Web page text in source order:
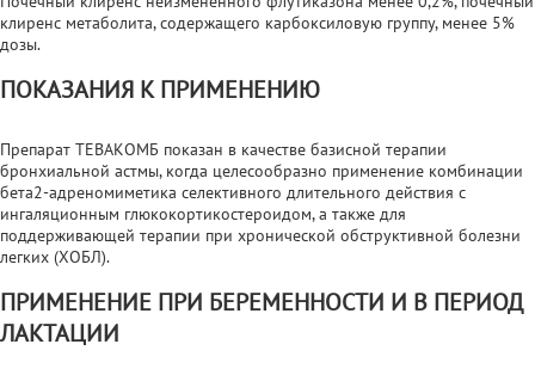
клиренс метаболита, содержащего карбоксиловую группу, менее 5%
дозы.
ПОКАЗАНИЯ К ПРИМЕНЕНИЮ
Препарат ТЕВАКОМБ показан в качестве базисной терапии
бронхиальной астмы, когда целесообразно применение комбинации
бета2-адреномиметика селективного длительного действия с
ингаляционным глюкокортикостероидом, а также для
поддерживающей терапии при хронической обструктивной болезни
легких (ХОБЛ).
ПРИМЕНЕНИЕ ПРИ БЕРЕМЕННОСТИ И В ПЕРИОД
ЛАКТАЦИИ